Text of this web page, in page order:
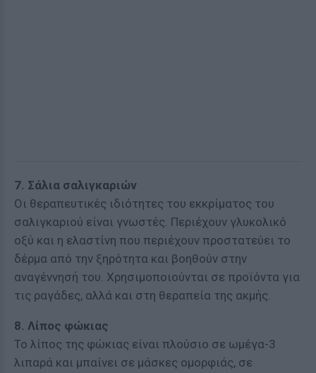
7. Σάλια σαλιγκαριών
Οι θεραπευτικές ιδιότητες του εκκρίματος του
σαλιγκαριού είναι γνωστές. Περιέχουν γλυκολικό
οξύ και η ελαστίνη που περιέχουν προστατεύει το
δέρμα από την ξηρότητα και βοηθούν στην
αναγέννησή του. Χρησιμοποιούνται σε προϊόντα για
τις ραγάδες, αλλά και στη θεραπεία της ακμής.
8. Λίπος φώκιας
Το λίπος της φώκιας είναι πλούσιο σε ωμέγα-3
λιπαρά και μπαίνει σε μάσκες ομορφιάς, σε